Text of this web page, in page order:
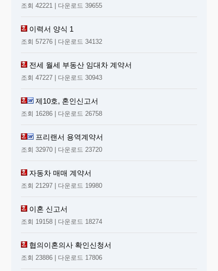
조회 42221 | 다운로드 39655
이력서 양식 1
조회 57276 | 다운로드 34132
전세 월세 부동산 임대차 계약서
조회 47227 | 다운로드 30943
제10호, 혼인신고서
조회 16286 | 다운로드 26758
프리랜서 용역계약서
조회 32970 | 다운로드 23720
자동차 매매 계약서
조회 21297 | 다운로드 19980
이혼 신고서
조회 19158 | 다운로드 18274
협의이혼의사 확인신청서
조회 23886 | 다운로드 17806